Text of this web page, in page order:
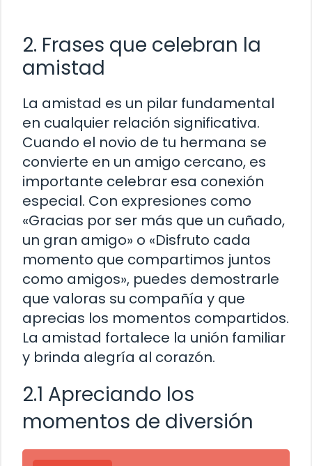
2. Frases que celebran la
amistad
La amistad es un pilar fundamental
en cualquier relación significativa.
Cuando el novio de tu hermana se
convierte en un amigo cercano, es
importante celebrar esa conexión
especial. Con expresiones como
«Gracias por ser más que un cuñado,
un gran amigo» o «Disfruto cada
momento que compartimos juntos
como amigos», puedes demostrarle
que valoras su compañía y que
aprecias los momentos compartidos.
La amistad fortalece la unión familiar
y brinda alegría al corazón.
2.1 Apreciando los
momentos de diversión